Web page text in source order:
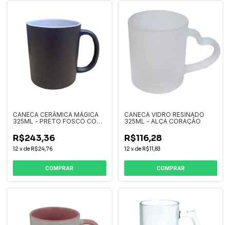
CANECA CERÂMICA MÁGICA
325ML - PRETO FOSCO COM
R$243,36
12 xde R$24,76
COMPRAR
CANECA VIDRO RESINADO
325ML - ALÇA CORAÇÃO
R$116,28
12 xde R$11,83
COMPRAR